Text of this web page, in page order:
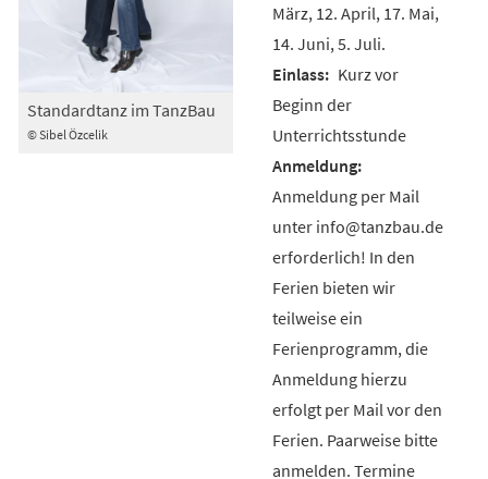
© Sibel Özcelik
Standardtanz im TanzBau
März, 12. April, 17. Mai,
14. Juni, 5. Juli.
Kurz vor
Beginn der
Unterrichtsstunde
Anmeldung per Mail
unter info@tanzbau.de
erforderlich! In den
Ferien bieten wir
teilweise ein
Ferienprogramm, die
Anmeldung hierzu
erfolgt per Mail vor den
Ferien. Paarweise bitte
anmelden. Termine